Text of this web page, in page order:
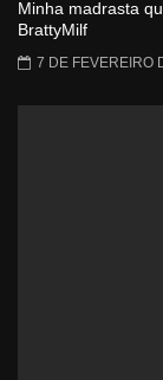
Minha madrasta
BrattyMilf
7 DE FEVEREIRO